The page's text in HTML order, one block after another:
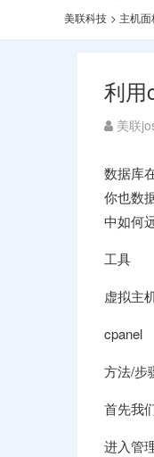
美联科技 > 主机面
利用
美联
数据库
你也数
中如何
工具
虚拟主
cpanel
方法/步
首先我
进入管